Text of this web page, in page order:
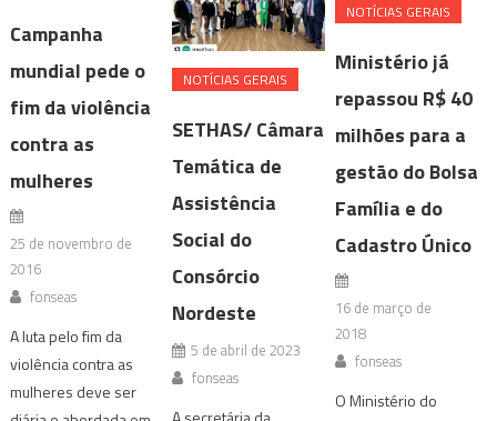
Campanha
mundial pede o
fim da violência
contra as
mulheres
25 de novembro de
2016
fonseas
A luta pelo fim da
violência contra as
mulheres deve ser
NOTÍ­CIAS GERAIS
SETHAS/ Câmara
Temática de
Assistência
Social do
Consórcio
Nordeste
5 de abril de 2023
fonseas
NOTÍ­CIAS GERAIS
Ministério já
repassou R$ 40
milhões para a
gestão do Bolsa
Família e do
Cadastro Único
16 de março de
2018
fonseas
O Ministério do